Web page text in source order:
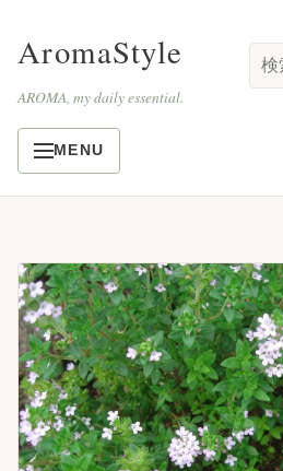
AromaStyle
AROMA, my daily essential.
MENU
検
索: